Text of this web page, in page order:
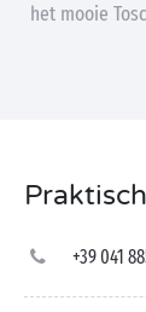
het mooie
+39 041